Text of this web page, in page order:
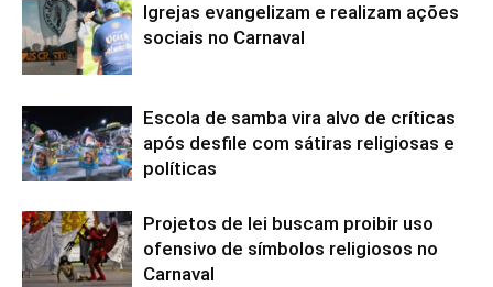
Igrejas evangelizam e realizam ações
sociais no Carnaval
Escola de samba vira alvo de críticas
após desfile com sátiras religiosas e
políticas
Projetos de lei buscam proibir uso
ofensivo de símbolos religiosos no
Carnaval